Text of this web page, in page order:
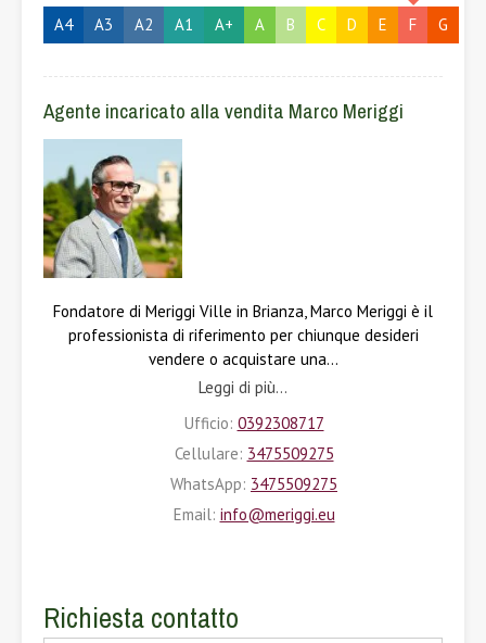
A4 A3 A2 A1 A+ A B C D E F G
Agente incaricato alla vendita Marco Meriggi
Fondatore di Meriggi Ville in Brianza, Marco Meriggi è il
professionista di riferimento per chiunque desideri
vendere o acquistare una…
Leggi di più...
Ufficio: 0392308717
Cellulare: 3475509275
WhatsApp: 3475509275
Email: info@meriggi.eu
Richiesta contatto